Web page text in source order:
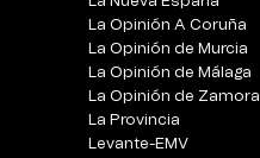
La Opinión A Coruña
La Opinión de Murcia
La Opinión de Málaga
La Opinión de Zamora
La Provincia
Levante-EMV